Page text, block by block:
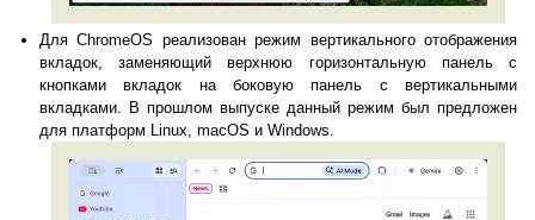
Для ChromeOS реализован режим вертикального отображения
вкладок, заменяющий верхнюю горизонтальную панель с
кнопками вкладок на боковую панель с вертикальными
вкладками. В прошлом выпуске данный режим был предложен
для платформ Linux, macOS и Windows.